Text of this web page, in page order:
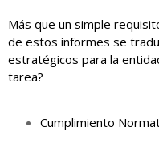
Más que un simple
de estos informes se
estratégicos para la
tarea?
Cumplimiento